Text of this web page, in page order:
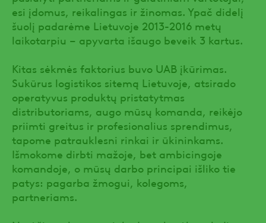
esi įdomus, reikalingas ir žinomas. Ypač didelį
šuolį padarėme Lietuvoje 2013-2016 metų
laikotarpiu – apyvarta išaugo beveik 3 kartus.
Kitas sėkmės faktorius buvo UAB įkūrimas.
Sukūrus logistikos sitemą Lietuvoje, atsirado
operatyvus produktų pristatytmas
distributoriams, augo mūsų komanda, reikėjo
priimti greitus ir profesionalius sprendimus,
tapome patrauklesni rinkai ir ūkininkams.
Išmokome dirbti mažoje, bet ambicingoje
komandoje, o mūsų darbo principai išliko tie
patys: pagarba žmogui, kolegoms,
partneriams.